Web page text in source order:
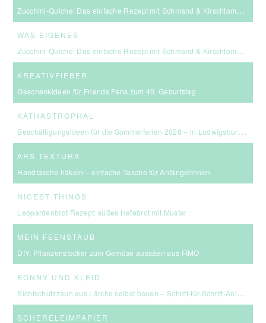
Zucchini-Quiche: Das einfache Rezept mit Schmand & Kirschtomaten
WAS EIGENES
Zucchini-Quiche: Das einfache Rezept mit Schmand & Kirschtomaten
KREATIVFIEBER
Geschenkideen für Friends Fans zum 40. Geburtstag
KATHASTROPHAL
Beschäftigungsideen für die Sommerferien 2026 – in Ludwigsburg, Stuttgart & Umgebung
ARS TEXTURA
Handtasche häkeln – einfache Tasche für Anfängerinnen
NICEST THINGS
Leopardenbrot Rezept: süßes Hefebrot mit Muster
MEIN FEENSTAUB
DIY: Pflanzenstecker zum Gemüse aussäen aus FIMO
BONNY UND KLEID
Sichtschutzzaun aus Lärche selbst bauen – Schritt-für-Schritt-Anleitung & Kosten
SCHERELEIMPAPIER